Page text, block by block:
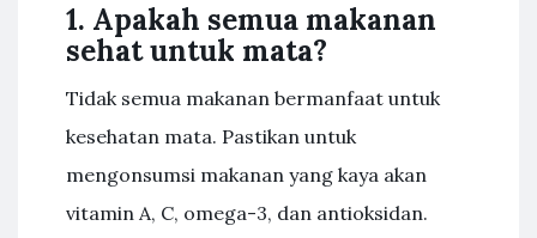
1. Apakah semua makanan
sehat untuk mata?
Tidak semua makanan bermanfaat untuk
kesehatan mata. Pastikan untuk
mengonsumsi makanan yang kaya akan
vitamin A, C, omega-3, dan antioksidan.